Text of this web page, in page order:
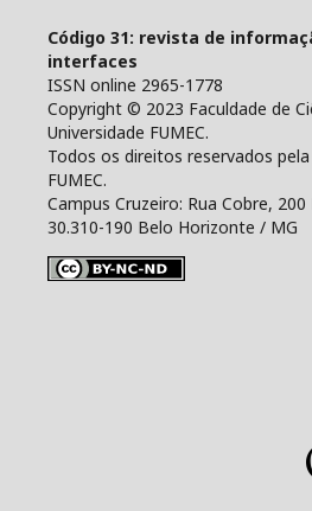
Código 31: revista de
interfaces
ISSN online 2965-1778
Copyright © 2023 Faculdade de
Universidade FUMEC.
Todos os direitos reservados pela
FUMEC.
Campus Cruzeiro: Rua Cobre, 200
30.310-190 Belo Horizonte / MG